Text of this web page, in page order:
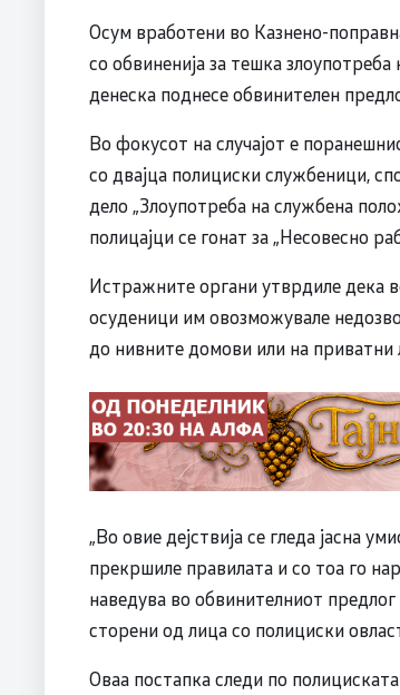
Осум вработени во Казнено-
со обвиненија за тешка
денеска поднесе обвинителен
Во фокусот на случајот е
со двајца полициски службеници,
дело „Злоупотреба на службена
полицајци се гонат за „Несовесно
Истражните органи утврдиле дека
осуденици им овозможувале
до нивните домови или на
„Во овие дејствија се гледа јасна
прекршиле правилата и со тоа го
наведува во обвинителниот
сторени од лица со полициски
Оваа постапка следи по